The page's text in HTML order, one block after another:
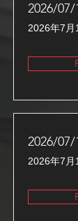
2026/
2026年7月
2026/
2026年7月